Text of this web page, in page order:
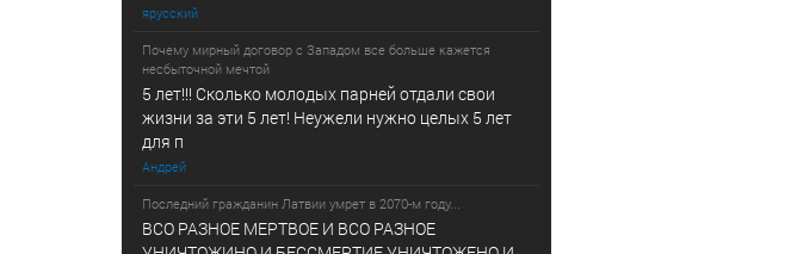
ярусский
Почему мирный договор с Западом все больше кажется
несбыточной мечтой
5 лет!!! Сколько молодых парней отдали свои
жизни за эти 5 лет! Неужели нужно целых 5 лет
для п
Андрей
Последний гражданин Латвии умрет в 2070-м году...
ВСО РАЗНОЕ МЕРТВОЕ И ВСО РАЗНОЕ